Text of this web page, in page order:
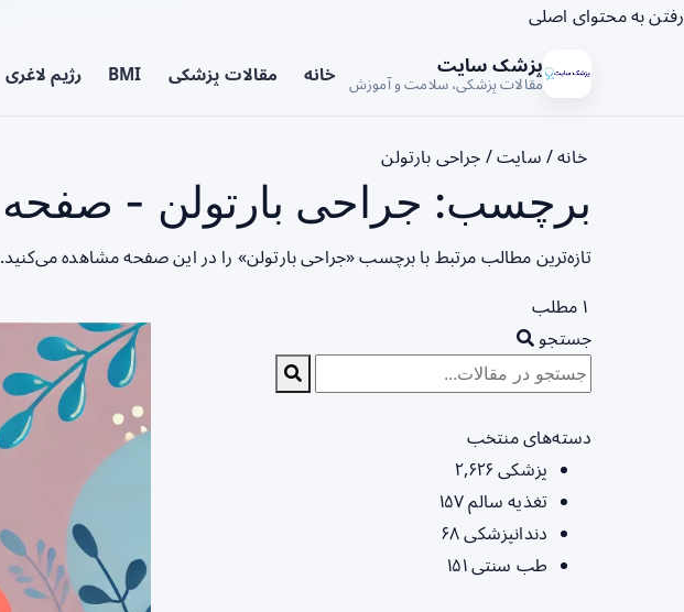
رفتن به محتوای اصلی
پزشک سایت
مقالات پزشکی، سلامت و آموزش خانه مقالات پزشکی BMI رژیم لاغری
خانه/ سایت/ جراحی بارتولن
برچسب: جراحی بارتولن - صفحه 1
تازه‌ترین مطالب مرتبط با برچسب «جراحی بارتولن» را در این صفحه مشاهده می‌کنید.
۱ مطلب
جستجو
دسته‌های منتخب
پزشکی۲,۶۲۶
تغذیه سالم۱۵۷
دندانپزشکی۶۸
طب سنتی۱۵۱